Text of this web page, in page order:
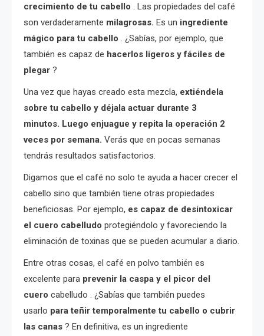
crecimiento de tu cabello . Las propiedades del café
son verdaderamente milagrosas. Es un ingrediente
mágico para tu cabello . ¿Sabías, por ejemplo, que
también es capaz de hacerlos ligeros y fáciles de
plegar ?
Una vez que hayas creado esta mezcla, extiéndela
sobre tu cabello y déjala actuar durante 3
minutos. Luego enjuague y repita la operación 2
veces por semana. Verás que en pocas semanas
tendrás resultados satisfactorios.
Digamos que el café no solo te ayuda a hacer crecer el
cabello sino que también tiene otras propiedades
beneficiosas. Por ejemplo, es capaz de desintoxicar
el cuero cabelludo protegiéndolo y favoreciendo la
eliminación de toxinas que se pueden acumular a diario.
Entre otras cosas, el café en polvo también es
excelente para prevenir la caspa y el picor del
cuero cabelludo . ¿Sabías que también puedes
usarlo para teñir temporalmente tu cabello o cubrir
las canas ? En definitiva, es un ingrediente